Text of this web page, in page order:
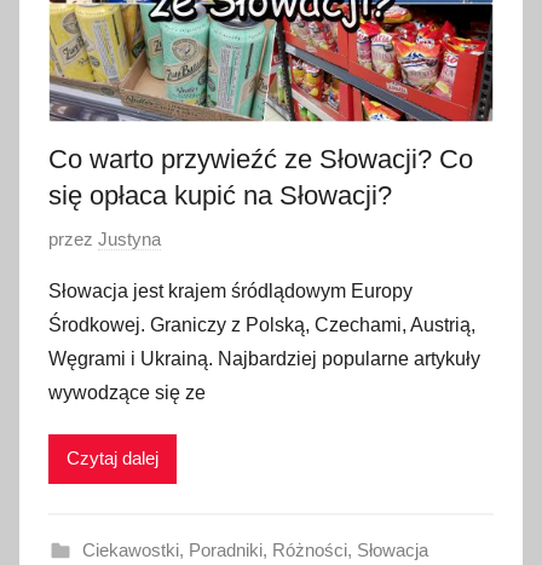
Co warto przywieźć ze Słowacji? Co
się opłaca kupić na Słowacji?
O
u
b
l
i
w
n
przez Justyna
Słowacja jest krajem śródlądowym Europy
Środkowej. Graniczy z Polską, Czechami, Austrią,
Węgrami i Ukrainą. Najbardziej popularne artykuły
wywodzące się ze
Czytaj dalej
Ciekawostki, Poradniki, Różności, Słowacja